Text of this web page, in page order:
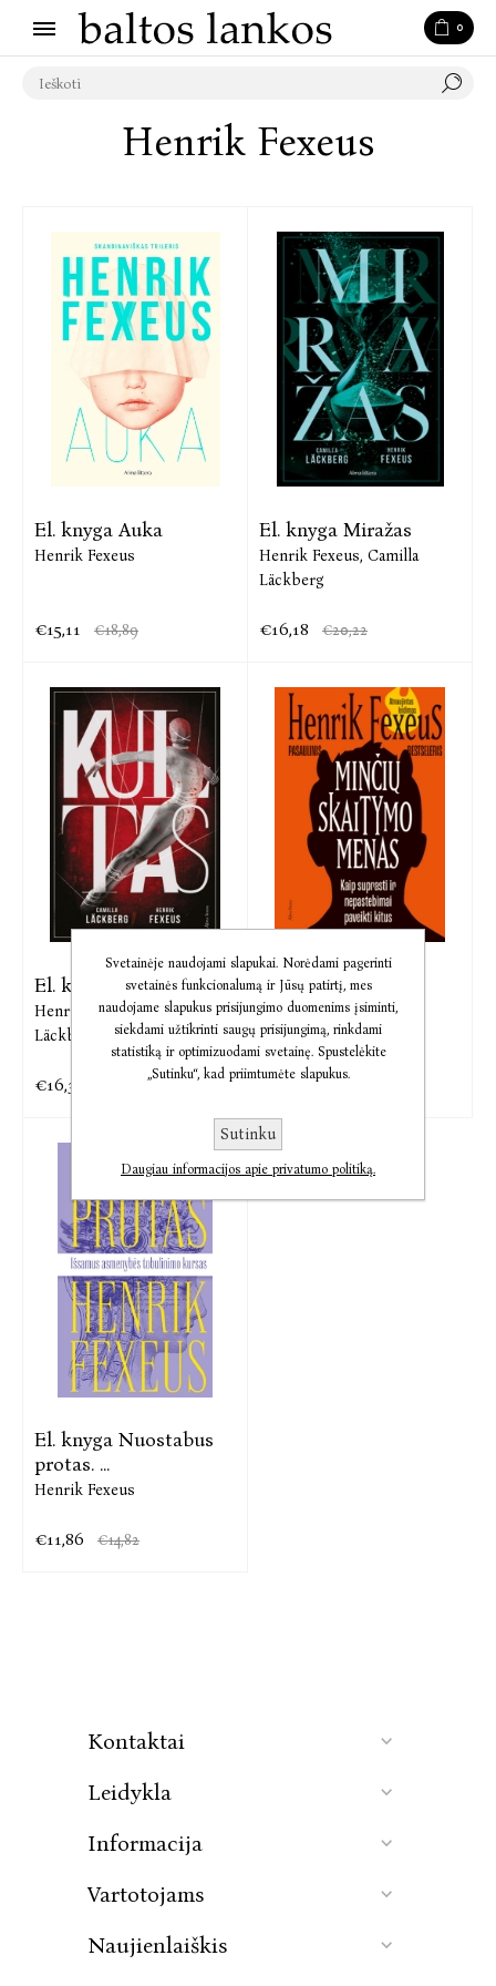
0
Henrik Fexeus
El. knyga Auka
Henrik Fexeus
€15,11 €18,89
El. knyga Miražas
Henrik Fexeus, Camilla
Läckberg
€16,18 €20,22
El. knyga Kultas
Henrik Fexeus,Camilla
Läckberg
€16,36
El. knyga Minčių
skaitymo menas
Henrik Fexeus
€12,32
El. knyga Nuostabus
protas. ...
Henrik Fexeus
€11,86 €14,82
Kontaktai
Leidykla
Informacija
Vartotojams
Naujienlaiškis
Svetainėje naudojami slapukai. Norėdami pagerinti
svetainės funkcionalumą ir Jūsų patirtį, mes
naudojame slapukus prisijungimo duomenims įsiminti,
siekdami užtikrinti saugų prisijungimą, rinkdami
statistiką ir optimizuodami svetainę. Spustelėkite
„Sutinku“, kad priimtumėte slapukus.
Sutinku
Daugiau informacijos apie privatumo politiką.